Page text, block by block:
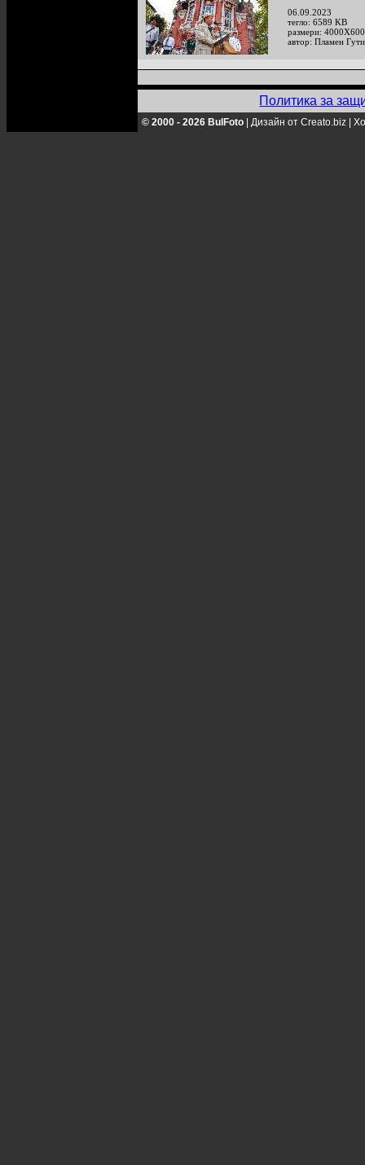
06.09.2023
тегло: 6589 KB
размери:
автор: Пламен
Политика за
© 2000 - 2026 BulFoto Дизайн от Creato.biz